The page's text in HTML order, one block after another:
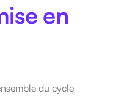
en
du cycle